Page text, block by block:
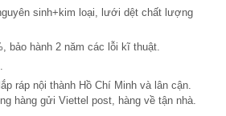
sinh+kim loại, lưới dệt chất lượng
bảo hành 2 năm các lỗi kĩ thuật.
ráp nội thành Hồ Chí Minh và lân cận.
hàng gửi Viettel post, hàng về tận nhà.